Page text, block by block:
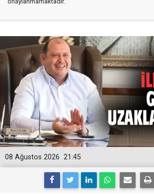
21:45
08 Ağustos 2026